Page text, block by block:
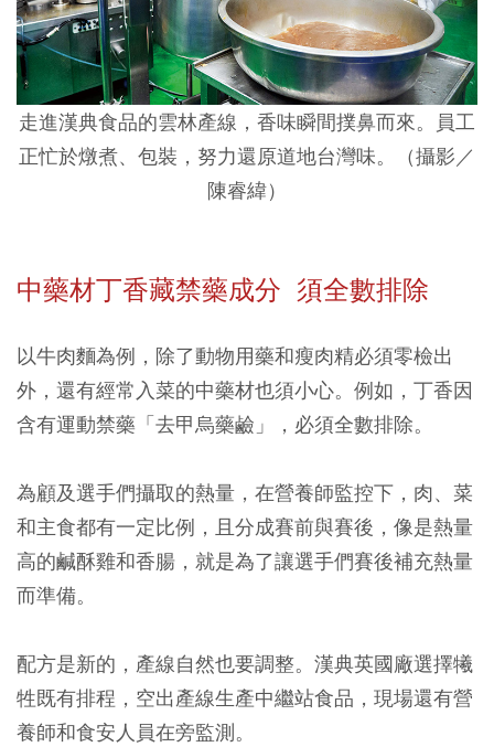
走進漢典食品的雲林產線，香味瞬間撲鼻而來。員工
正忙於燉煮、包裝，努力還原道地台灣味。（攝影／
陳睿緯）
中藥材丁香藏禁藥成分 須全數排除
以牛肉麵為例，除了動物用藥和瘦肉精必須零檢出
外，還有經常入菜的中藥材也須小心。例如，丁香因
含有運動禁藥「去甲烏藥鹼」，必須全數排除。
為顧及選手們攝取的熱量，在營養師監控下，肉、菜
和主食都有一定比例，且分成賽前與賽後，像是熱量
高的鹹酥雞和香腸，就是為了讓選手們賽後補充熱量
而準備。
配方是新的，產線自然也要調整。漢典英國廠選擇犧
牲既有排程，空出產線生產中繼站食品，現場還有營
養師和食安人員在旁監測。